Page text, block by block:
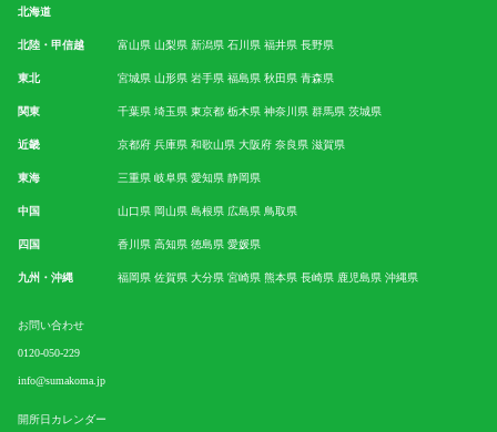
北海道
北陸・甲信越 富山県 山梨県 新潟県 石川県 福井県 長野県
東北 宮城県 山形県 岩手県 福島県 秋田県 青森県
関東 千葉県 埼玉県 東京都 栃木県 神奈川県 群馬県 茨城県
近畿 京都府 兵庫県 和歌山県 大阪府 奈良県 滋賀県
東海 三重県 岐阜県 愛知県 静岡県
中国 山口県 岡山県 島根県 広島県 鳥取県
四国 香川県 高知県 徳島県 愛媛県
九州・沖縄 福岡県 佐賀県 大分県 宮崎県 熊本県 長崎県 鹿児島県 沖縄県
お問い合わせ
0120-050-229
info@sumakoma.jp
開所日カレンダー